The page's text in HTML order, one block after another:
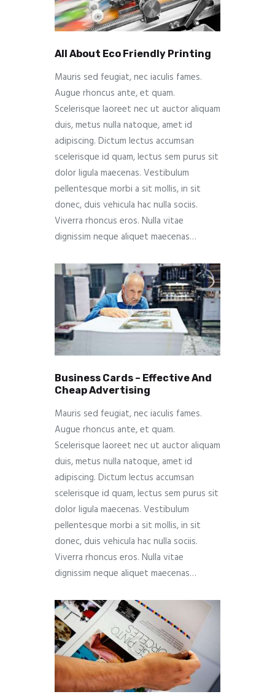
All About Eco Friendly Printing
Mauris sed feugiat, nec iaculis fames.
Augue rhoncus ante, et quam.
Scelerisque laoreet nec ut auctor aliquam
duis, metus nulla natoque, amet id
adipiscing. Dictum lectus accumsan
scelerisque id quam, lectus sem purus sit
dolor ligula maecenas. Vestibulum
pellentesque morbi a sit mollis, in sit
donec, duis vehicula hac nulla sociis.
Viverra rhoncus eros. Nulla vitae
dignissim neque aliquet maecenas…
Business Cards – Effective And
Cheap Advertising
Mauris sed feugiat, nec iaculis fames.
Augue rhoncus ante, et quam.
Scelerisque laoreet nec ut auctor aliquam
duis, metus nulla natoque, amet id
adipiscing. Dictum lectus accumsan
scelerisque id quam, lectus sem purus sit
dolor ligula maecenas. Vestibulum
pellentesque morbi a sit mollis, in sit
donec, duis vehicula hac nulla sociis.
Viverra rhoncus eros. Nulla vitae
dignissim neque aliquet maecenas…